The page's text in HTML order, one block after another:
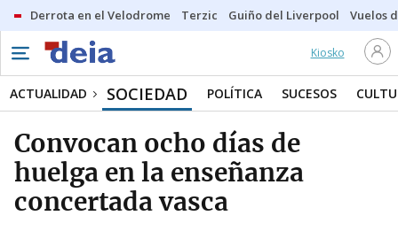
Derrota en el Velodrome Terzic Guiño del Liverpool Vuelos
Kiosko
ACTUALIDAD SOCIEDAD POLÍTICA SUCESOS
Convocan ocho días de
huelga en la enseñanza
concertada vasca